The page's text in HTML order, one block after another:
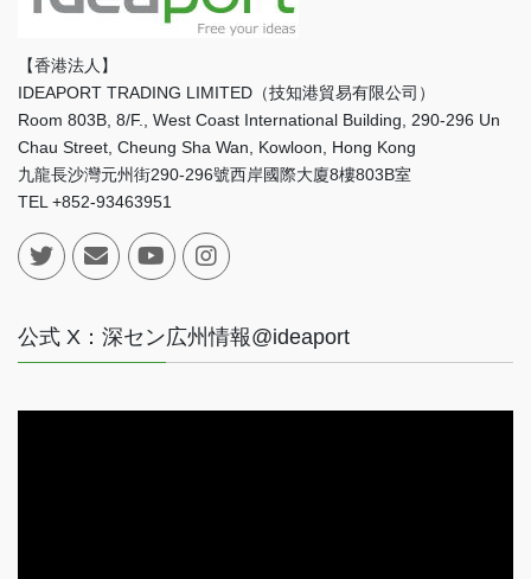
【香港法人】
IDEAPORT TRADING LIMITED（技知港貿易有限公司）
Room 803B, 8/F., West Coast International Building, 290-296 Un
Chau Street, Cheung Sha Wan, Kowloon, Hong Kong
九龍長沙灣元州街290-296號西岸國際大廈8樓803B室
TEL +852-93463951
公式 X：深セン広州情報@ideaport